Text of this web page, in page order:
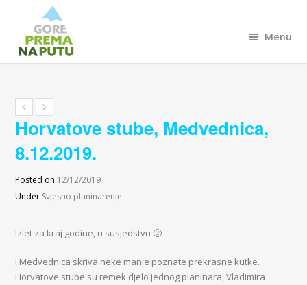
Menu
Horvatove stube, Medvednica,
8.12.2019.
Posted on 12/12/2019
Under Svjesno planinarenje
Izlet za kraj godine, u susjedstvu 🙂
I Medvednica skriva neke manje poznate prekrasne kutke.
Horvatove stube su remek djelo jednog planinara, Vladimira